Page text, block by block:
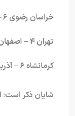
خراسان رضوی ۶ – قزوین ١
تهران ۴ – اصفهان ٣
کرمانشاه ۶ – آذربایجان شرقی ۴
شایان ذکر است: این رقابتها بعد